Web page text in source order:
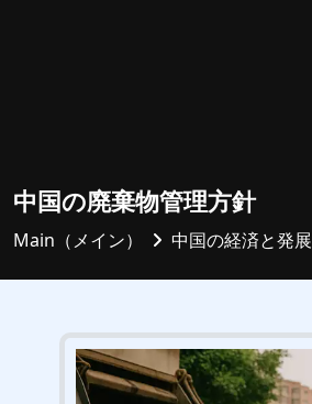
中国の廃棄物管理方針
Main（メイン） 中国の経済と発展